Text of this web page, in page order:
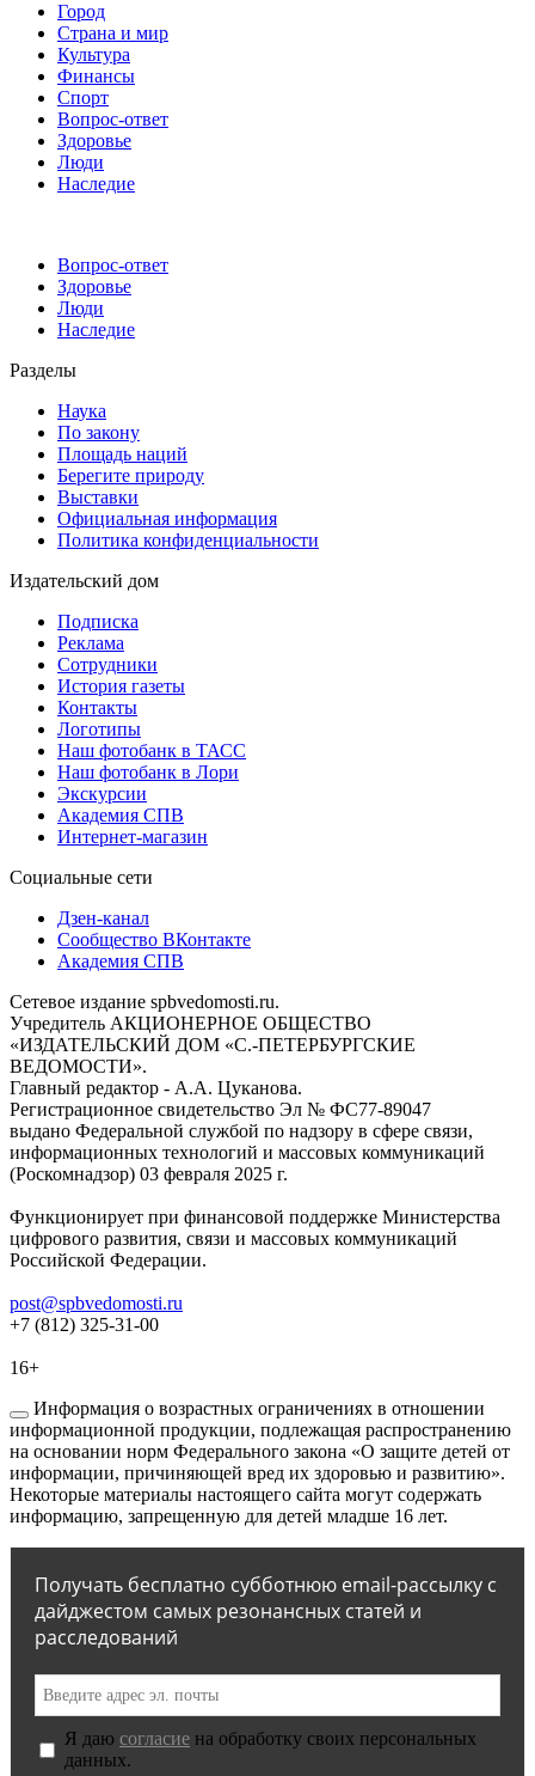
Город
Страна и мир
Культура
Финансы
Спорт
Вопрос-ответ
Здоровье
Люди
Наследие
Вопрос-ответ
Здоровье
Люди
Наследие
Разделы
Наука
По закону
Площадь наций
Берегите природу
Выставки
Официальная информация
Политика конфиденциальности
Издательский дом
Подписка
Реклама
Сотрудники
История газеты
Контакты
Логотипы
Наш фотобанк в ТАСС
Наш фотобанк в Лори
Экскурсии
Академия СПВ
Интернет-магазин
Социальные сети
Дзен-канал
Сообщество ВКонтакте
Академия СПВ
Сетевое издание spbvedomosti.ru.
Учредитель АКЦИОНЕРНОЕ ОБЩЕСТВО
«ИЗДАТЕЛЬСКИЙ ДОМ «С.-ПЕТЕРБУРГСКИЕ
ВЕДОМОСТИ».
Главный редактор - А.А. Цуканова.
Регистрационное свидетельство Эл № ФС77-89047
выдано Федеральной службой по надзору в сфере связи,
информационных технологий и массовых коммуникаций
(Роскомнадзор) 03 февраля 2025 г.
Функционирует при финансовой поддержке Министерства
цифрового развития, связи и массовых коммуникаций
Российской Федерации.
post@spbvedomosti.ru
+7 (812) 325-31-00
16+
Информация о возрастных ограничениях в отношении
информационной продукции, подлежащая распространению
на основании норм Федерального закона «О защите детей от
информации, причиняющей вред их здоровью и развитию».
Некоторые материалы настоящего сайта могут содержать
информацию, запрещенную для детей младше 16 лет.
Получать бесплатно субботнюю email-рассылку с
дайджестом самых резонансных статей и
расследований
Я даю согласие на обработку своих персональных
данных.